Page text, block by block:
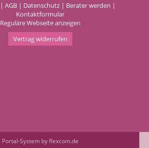
| AGB| Datenschutz| Berater werden |
Kontaktformular
Reguläre Webseite anzeigen
Vertrag widerrufen
Portal-System by flexcom.de